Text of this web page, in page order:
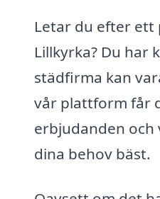
Letar du efter
Lillkyrka? Du
städfirma kan
vår plattform får
erbjudanden och
dina behov bäst.